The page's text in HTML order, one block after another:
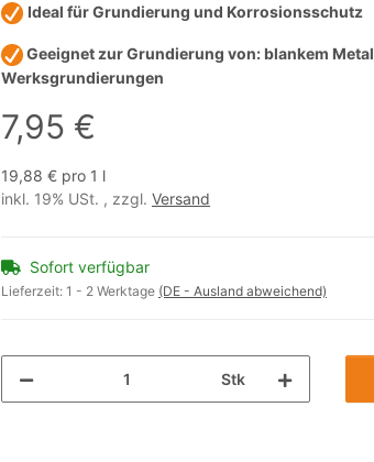
Ideal für Grundierung und Korrosionsschutz
Geeignet zur Grundierung von: blankem
Werksgrundierungen
7,95 €
19,88 € pro 1 l
inkl. 19% USt. , zzgl. Versand
Sofort verfügbar
Lieferzeit: 1 - 2 Werktage (DE - Ausland abweichend)
Stk